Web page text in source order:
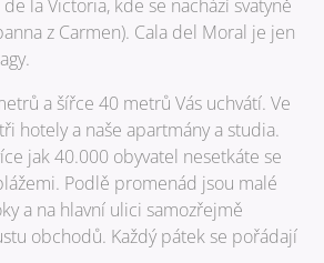
la Victoria, kde se nachází svatyně
z Carmen). Cala del Moral je jen
a šířce 40 metrů Vás uchvátí. Ve
hotely a naše apartmány a studia.
jak 40.000 obyvatel nesetkáte se
Podlě promenád jsou malé
a na hlavní ulici samozřejmě
obchodů. Každý pátek se pořádají